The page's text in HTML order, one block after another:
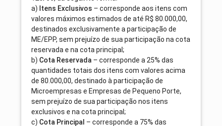
a) Itens Exclusivos – corresponde aos itens com
valores máximos estimados de até R$ 80.000,00,
destinados exclusivamente a participação de
ME/EPP, sem prejuízo de sua participação na cota
reservada e na cota principal;
b) Cota Reservada – corresponde a 25% das
quantidades totais dos itens com valores acima
de 80.000,00, destinado à participação de
Microempresas e Empresas de Pequeno Porte,
sem prejuízo de sua participação nos itens
exclusivos e na cota principal;
c) Cota Principal – corresponde a 75% das